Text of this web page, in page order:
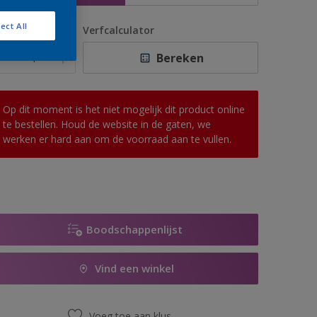
Verfcalculator
Bereken
Op dit moment is het niet mogelijk dit product online
te bestellen. Houd de website in de gaten, we
werken er hard aan om de voorraad aan te vullen.
Boodschappenlijst
Vind een winkel
All